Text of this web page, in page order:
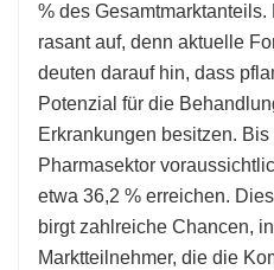
% des
rasant auf, denn aktuelle
deuten darauf hin, dass
Potenzial für die
Erkrankungen besitzen.
Pharmasektor
etwa 36,2 % erreichen.
birgt zahlreiche Chancen,
Marktteilnehmer, die die